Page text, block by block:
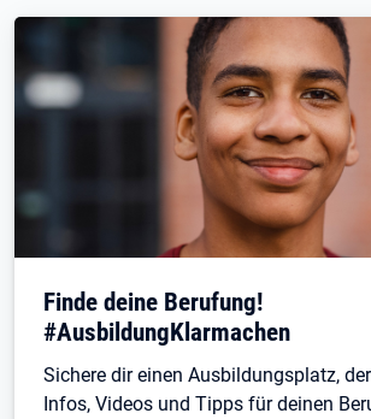
Finde deine Berufung!
#AusbildungKlarmachen
Sichere dir einen Ausbildungsplatz,
Infos, Videos und Tipps für deinen